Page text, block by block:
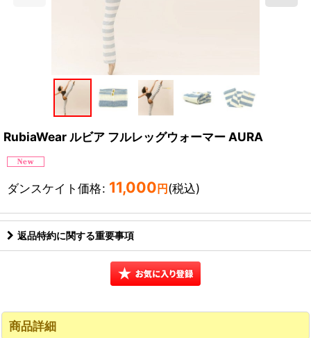
RubiaWear ルビア フルレッグウォーマー AURA
ダンスケイト価格: 11,000 円 (税込)
返品特約に関する重要事項
商品詳細